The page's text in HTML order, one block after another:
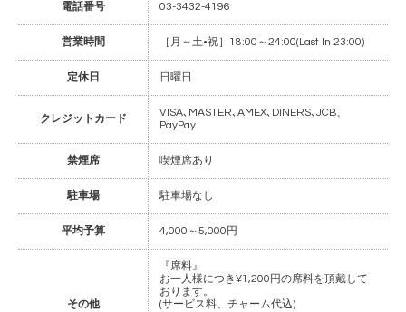
電話番号 03-3432-4196
営業時間 ［月～土•祝］18:00～24:00(Last In 23:00)
定休日 日曜日
クレジットカード
VISA､MASTER､AMEX､DINERS､JCB、
PayPay
禁煙席 喫煙席あり
駐車場 駐車場なし
平均予算 4,000～5,000円
その他
『席料』
お一人様につき¥1,200円の席料を頂戴して
おります。
(サービス料、チャーム代込)